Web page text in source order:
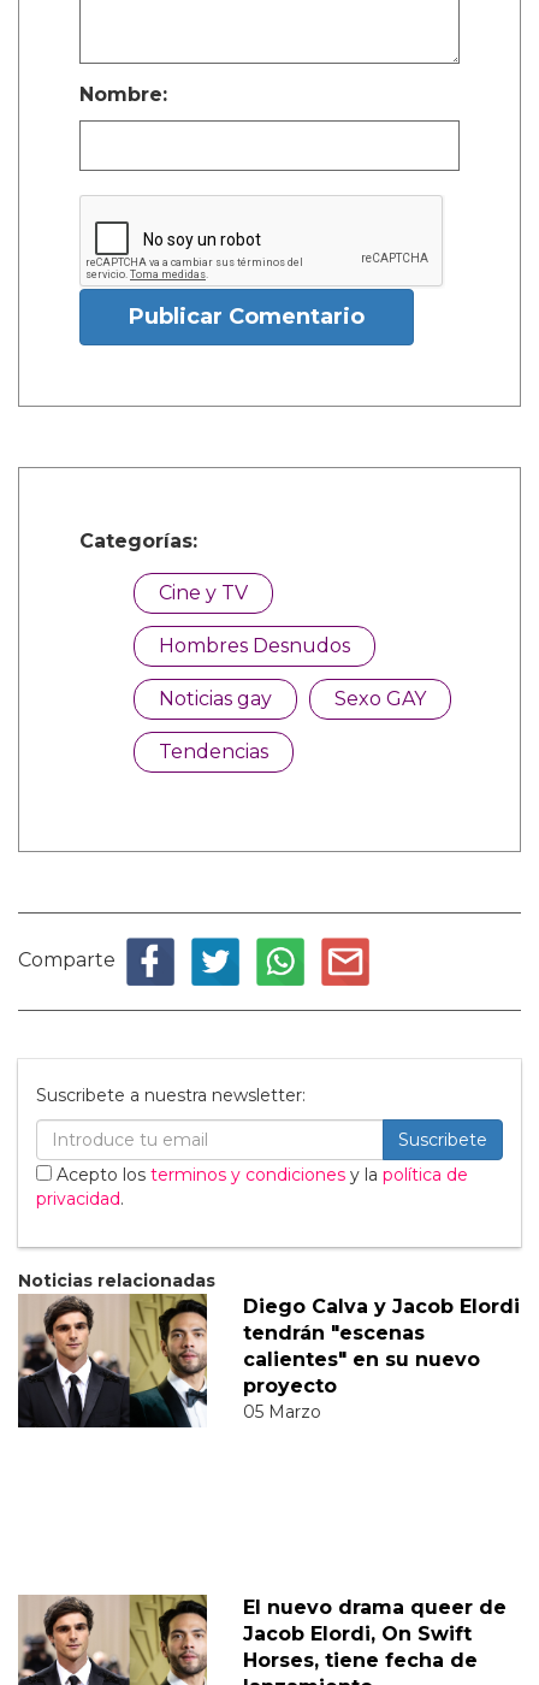
Nombre:
Publicar Comentario
Categorías:
Cine y TV
Hombres Desnudos
Noticias gay Sexo GAY
Tendencias
Comparte
Suscribete a nuestra newsletter:
Suscribete
Acepto los terminos y condiciones y la política de
privacidad.
Noticias relacionadas
Diego Calva y Jacob Elordi
tendrán "escenas
calientes" en su nuevo
proyecto
05 Marzo
El nuevo drama queer de
Jacob Elordi, On Swift
Horses, tiene fecha de